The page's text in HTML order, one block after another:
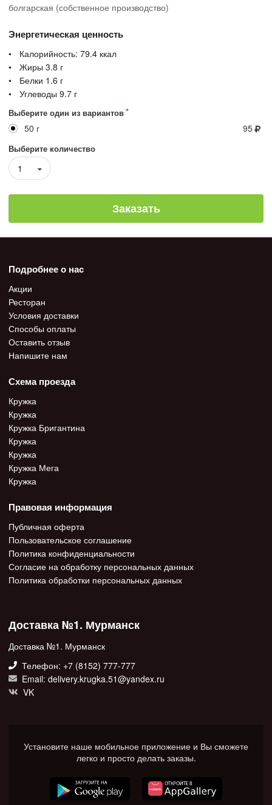
болгарская (собственное производство)
Энергетическая ценность
Калорийность: 79.4ккал
Жиры 3.8 г
Белки 1.6 г
Углеводы 9.7г
Выберите один из вариантов
50 г 95
Выберите количество
1
Заказать
Подробнее о нас
Акции
Ресторан
Условия доставки
Способы оплаты
Оставить отзыв
Напишите нам
Схема проезда
Кружка
Кружка
Кружка Бригантина
Кружка
Кружка
Кружка Мега
Кружка
Правовая информация
Публичная оферта
Пользовательское соглашение
Политика конфиденциальности
Согласие на обработку персональных данных
Политика обработки персональных данных
Доставка №1. Мурманск
Доставка №1. Мурманск
Телефон: +7 (8152) 777-777
Email: delivery.krugka.51@yandex.ru
VK
Установите наше мобильное приложение и Вы сможете
легко и просто делать заказы.